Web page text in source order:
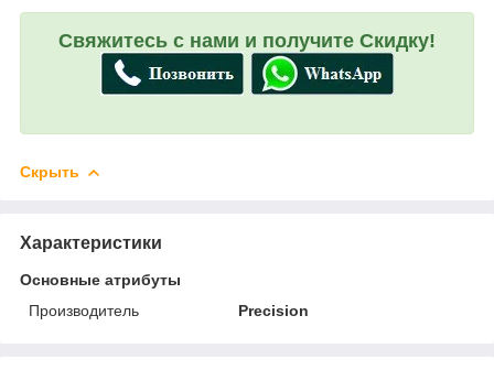
Свяжитесь с нами и получите Скидку!
Скрыть
Характеристики
Основные атрибуты
Производитель
Precision